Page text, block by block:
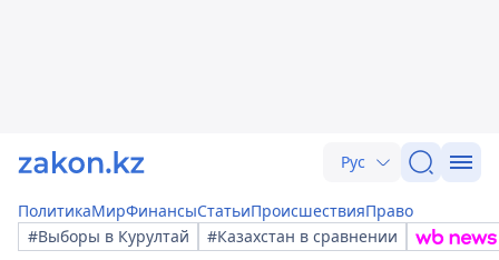
Рус
ПолитикаМирФинансыСтатьиПроисшествияПраво
#Выборы в Курултай
#Казахстан в сравнении